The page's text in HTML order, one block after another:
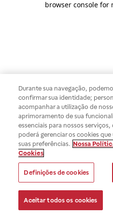
browser console for
Durante sua navegação,
confirmar sua identidade;
acompanhar a utilização de
aprimoramento de sua
essenciais para nossos
poderá gerenciar os cookies
suas preferências. Nossa
Cookies
Definições de cookies
Aceitar todos os cookies